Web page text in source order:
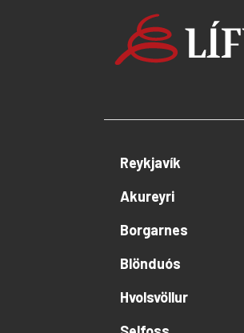
Reykjavík
Akureyri
Borgarnes
Blönduós
Hvolsvöllur